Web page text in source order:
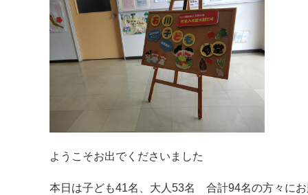
ようこそお出でくださいました
本日は子ども41名、大人53名 合計94名の方々にお